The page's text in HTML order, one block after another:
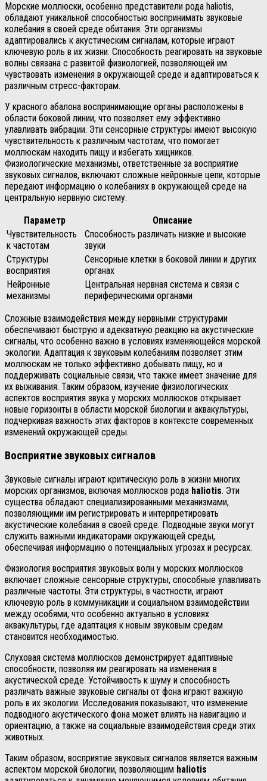
Морские моллюски, особенно представители рода haliotis,
обладают уникальной способностью воспринимать звуковые
колебания в своей среде обитания. Эти организмы
адаптировались к акустическим сигналам, которые играют
ключевую роль в их жизни. Способность реагировать на звуковые
волны связана с развитой физиологией, позволяющей им
чувствовать изменения в окружающей среде и адаптироваться к
различным стресс-факторам.
У красного абалона воспринимающие органы расположены в
области боковой линии, что позволяет ему эффективно
улавливать вибрации. Эти сенсорные структуры имеют высокую
чувствительность к различным частотам, что помогает
моллюскам находить пищу и избегать хищников.
Физиологические механизмы, ответственные за восприятие
звуковых сигналов, включают сложные нейронные цепи, которые
передают информацию о колебаниях в окружающей среде на
центральную нервную систему.
Параметр
Описание
Чувствительность
к частотам
Способность различать низкие и высокие
звуки
Структуры
восприятия
Сенсорные клетки в боковой линии и других
органах
Нейронные
механизмы
Центральная нервная система и связи с
периферическими органами
Сложные взаимодействия между нервными структурами
обеспечивают быструю и адекватную реакцию на акустические
сигналы, что особенно важно в условиях изменяющейся морской
экологии. Адаптация к звуковым колебаниям позволяет этим
моллюскам не только эффективно добывать пищу, но и
поддерживать социальные связи, что также имеет значение для
их выживания. Таким образом, изучение физиологических
аспектов восприятия звука у морских моллюсков открывает
новые горизонты в области морской биологии и аквакультуры,
подчеркивая важность этих факторов в контексте современных
изменений окружающей среды.
Восприятие звуковых сигналов
Звуковые сигналы играют критическую роль в жизни многих
морских организмов, включая моллюсков рода haliotis. Эти
существа обладают специализированными механизмами,
позволяющими им регистрировать и интерпретировать
акустические колебания в своей среде. Подводные звуки могут
служить важными индикаторами окружающей среды,
обеспечивая информацию о потенциальных угрозах и ресурсах.
Физиология восприятия звуковых волн у морских моллюсков
включает сложные сенсорные структуры, способные улавливать
различные частоты. Эти структуры, в частности, играют
ключевую роль в коммуникации и социальном взаимодействии
между особями, что особенно актуально в условиях
аквакультуры, где адаптация к новым звуковым средам
становится необходимостью.
Слуховая система моллюсков демонстрирует адаптивные
способности, позволяя им реагировать на изменения в
акустической среде. Устойчивость к шуму и способность
различать важные звуковые сигналы от фона играют важную
роль в их экологии. Исследования показывают, что изменение
подводного акустического фона может влиять на навигацию и
ориентацию, а также на социальные взаимодействия среди этих
животных.
Таким образом, восприятие звуковых сигналов является важным
аспектом морской биологии, позволяющим haliotis